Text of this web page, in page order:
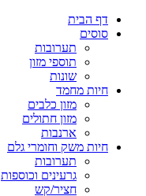
דף הבית
סוסים
תערובות
תוספי מזון
שונות
חיות מחמד
מזון כלבים
מזון חתולים
ארנבות
חיות משק וחומרי גלם
תערובות
גרעינים וכוספות
חציר/קש